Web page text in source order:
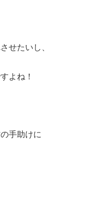
せたいし、
よね！
手助けに